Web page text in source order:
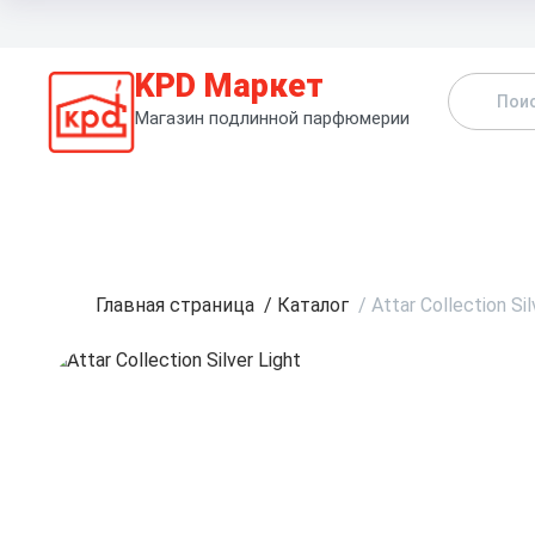
KPD Маркет
Магазин подлинной парфюмерии
Главная страница / Каталог / Attar Collection